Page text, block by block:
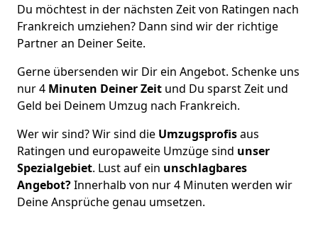
Du möchtest in der nächsten Zeit von Ratingen nach
Frankreich umziehen? Dann sind wir der richtige
Partner an Deiner Seite.
Gerne übersenden wir Dir ein Angebot. Schenke uns
nur4 Minuten Deiner Zeit und Du sparst Zeit und
Geld bei Deinem Umzug nach Frankreich.
Wer wir sind? Wir sind die Umzugsprofisaus
Ratingen und europaweite Umzüge sind unser
Spezialgebiet. Lust auf ein unschlagbares
Angebot?Innerhalb von nur4 Minuten werden wir
Deine Ansprüche genau umsetzen.